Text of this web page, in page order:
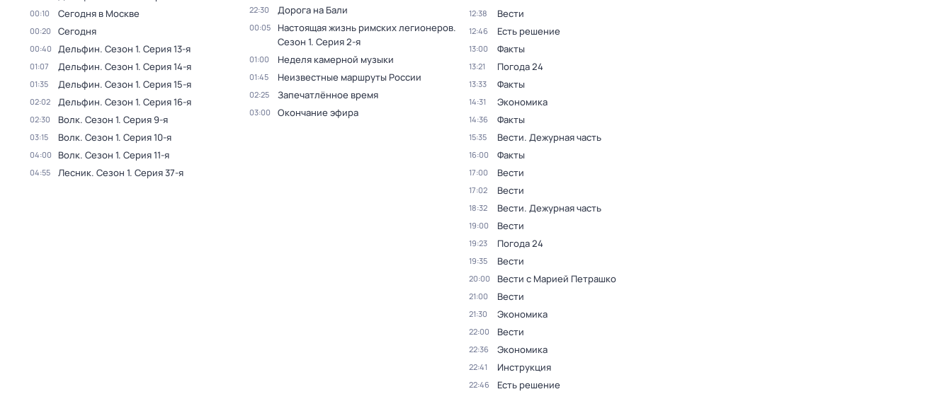
00:10 Сегодня в Москве
00:20 Сегодня
00:40 Дельфин. Сезон 1. Серия 13-я
01:07 Дельфин. Сезон 1. Серия 14-я
01:35 Дельфин. Сезон 1. Серия 15-я
02:02 Дельфин. Сезон 1. Серия 16-я
02:30 Волк. Сезон 1. Серия 9-я
03:15 Волк. Сезон 1. Серия 10-я
04:00 Волк. Сезон 1. Серия 11-я
04:55 Лесник. Сезон 1. Серия 37-я
22:30 Дорога на Бали
00:05 Настоящая жизнь римских легионеров.
Сезон 1. Серия 2-я
01:00 Неделя камерной музыки
01:45 Неизвестные маршруты России
02:25 Запечатлённое время
03:00 Окончание эфира
12:38 Вести
12:46 Есть решение
13:00 Факты
13:21 Погода 24
13:33 Факты
14:31 Экономика
14:36 Факты
15:35 Вести. Дежурная часть
16:00 Факты
17:00 Вести
17:02 Вести
18:32 Вести. Дежурная часть
19:00 Вести
19:23 Погода 24
19:35 Вести
20:00 Вести с Марией Петрашко
21:00 Вести
21:30 Экономика
22:00 Вести
22:36 Экономика
22:41 Инструкция
22:46 Есть решение